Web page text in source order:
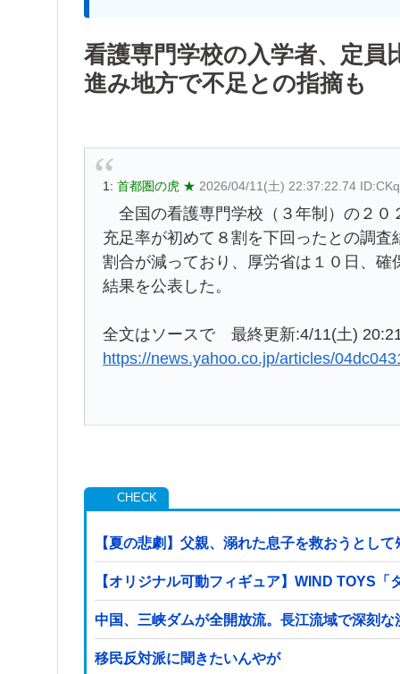
看護専門学校の入学者、定
進み地方で不足との指摘も
1: 首都圏の虎 ★ 2026/04/11(土) 22:37:22.74
全国の看護専門学校（３年制）の２０
充足率が初めて８割を下回ったとの調
割合が減っており、厚労省は１０日、
結果を公表した。
全文はソースで 最終更新:4/11(土)
https://news.yahoo.co.jp/articles/
【夏の悲劇】父親、溺れた息子を救おうとし
【オリジナル可動フィギュア】WIND TOYS
中国、三峡ダムが全開放流。長江流域で深刻な
移民反対派に聞きたいんやが